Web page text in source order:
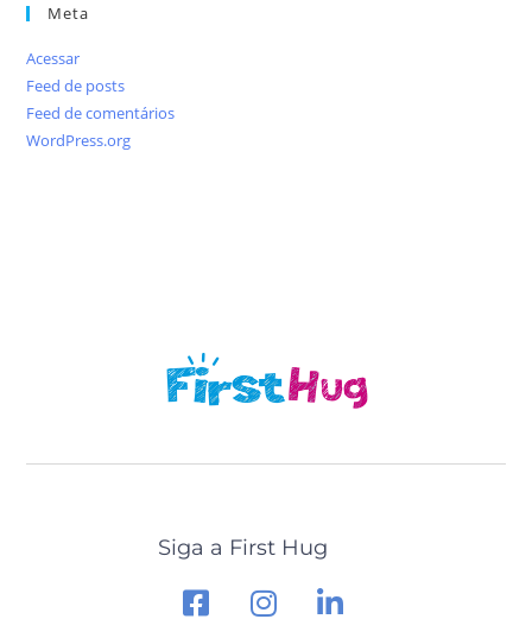
Meta
Acessar
Feed de posts
Feed de comentários
WordPress.org
Siga a First Hug